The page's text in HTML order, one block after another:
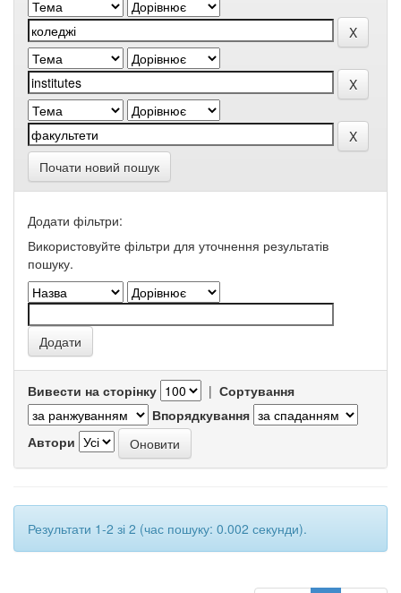
Почати новий пошук
Додати фільтри:
Використовуйте фільтри для уточнення результатів
пошуку.
Вивести на сторінку | Сортування
Впорядкування
Автори
Результати 1-2 зі 2 (час пошуку: 0.002 секунди).